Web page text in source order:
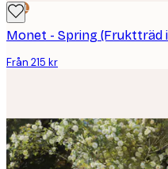
DEAL
Från 215 kr